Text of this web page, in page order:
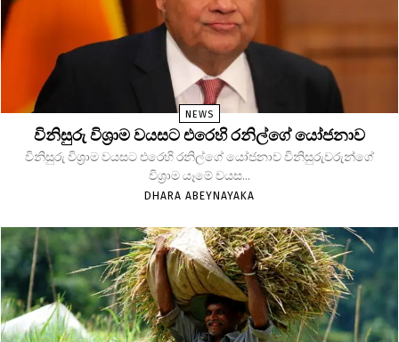
NEWS
විනිසුරු විශ්‍රාම වයසට එරෙහි රනිල්ගේ යෝජනාව
විනිසුරු විශ්‍රාම වයසට එරෙහි රනිල්ගේ යෝජනාව විනිසුරුවරුන්ගේ
විශ්‍රාම යෑමේ වයස...
DHARA ABEYNAYAKA